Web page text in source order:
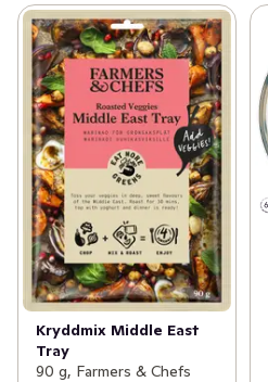
Kryddmix Middle East
Tray
90 g, Farmers & Chefs